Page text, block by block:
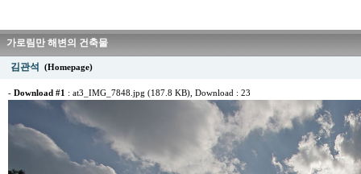
가로림만 해변의 건축물
김관석 (Homepage)
- Download #1 : at3_IMG_7848.jpg (187.8 KB) , Download : 23